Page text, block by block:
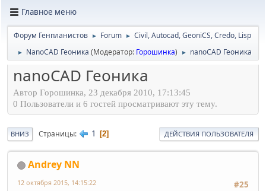
Главное меню
Форум Генпланистов ► Forum ► Civil, Autocad, GeoniCS, Credo, Lisp
► NanoCAD Геоника (Модератор: Горошинка) ► nanoCAD Геоника
nanoCAD Геоника
Автор Горошинка, 23 декабря 2010, 17:13:45
0 Пользователи и 6 гостей просматривают эту тему.
ВНИЗ Страницы 1 2 ДЕЙСТВИЯ ПОЛЬЗОВАТЕЛЯ
Andrey NN
#25
12 октября 2015, 14:15:22